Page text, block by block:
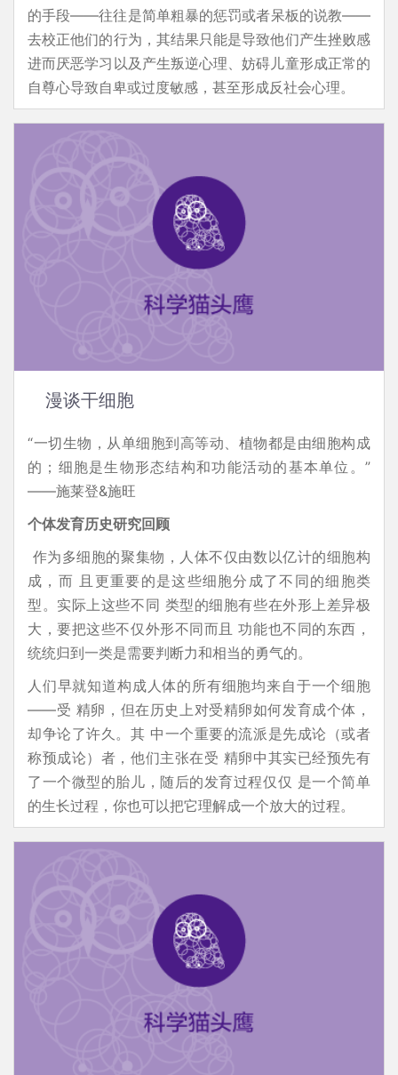
的手段——往往是简单粗暴的惩罚或者呆板的说教——
去校正他们的行为，其结果只能是导致他们产生挫败感
进而厌恶学习以及产生叛逆心理、妨碍儿童形成正常的
自尊心导致自卑或过度敏感，甚至形成反社会心理。
漫谈干细胞
“一切生物，从单细胞到高等动、植物都是由细胞构成
的；细胞是生物形态结构和功能活动的基本单位。”
——施莱登&施旺
个体发育历史研究回顾
作为多细胞的聚集物，人体不仅由数以亿计的细胞构
成，而 且更重要的是这些细胞分成了不同的细胞类
型。实际上这些不同 类型的细胞有些在外形上差异极
大，要把这些不仅外形不同而且 功能也不同的东西，
统统归到一类是需要判断力和相当的勇气的。
人们早就知道构成人体的所有细胞均来自于一个细胞
——受 精卵，但在历史上对受精卵如何发育成个体，
却争论了许久。其 中一个重要的流派是先成论（或者
称预成论）者，他们主张在受 精卵中其实已经预先有
了一个微型的胎儿，随后的发育过程仅仅 是一个简单
的生长过程，你也可以把它理解成一个放大的过程。